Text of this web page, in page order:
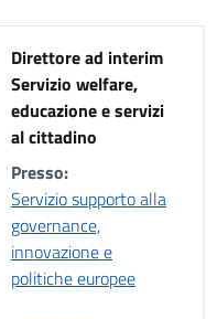
Direttore ad interim
Servizio welfare,
educazione e servizi
al cittadino
Presso:
Servizio supporto alla
governance,
innovazione e
politiche europee